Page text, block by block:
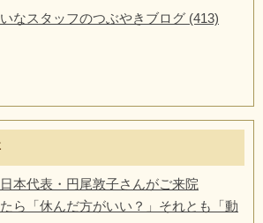
なスタッフのつぶやきブログ (413)
本代表・円尾敦子さんがご来院
ら「休んだ方がいい？」それとも「動